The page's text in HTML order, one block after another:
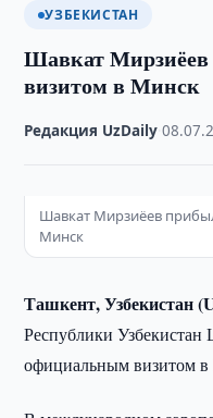
УЗБЕКИСТАН
Шавкат
визитом в Минск
Редакция UzDaily ·
Шавкат Мирзиёев
Минск
Ташкент, Узбекистан
Республики
официальным визитом